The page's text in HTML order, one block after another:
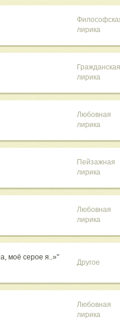
лирика
Гражданская
лирика
Любовная
лирика
Пейзажная
лирика
Любовная
лирика
моё серое я..»"
Другое
Любовная
лирика